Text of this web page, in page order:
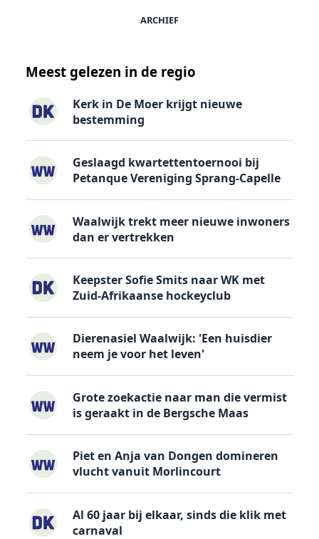
ARCHIEF
Meest gelezen in de regio
Kerk in De Moer krijgt nieuwe
bestemming
Geslaagd kwartettentoernooi bij
Petanque Vereniging Sprang-Capelle
Waalwijk trekt meer nieuwe inwoners
dan er vertrekken
Keepster Sofie Smits naar WK met
Zuid-Afrikaanse hockeyclub
Dierenasiel Waalwijk: 'Een huisdier
neem je voor het leven'
Grote zoekactie naar man die vermist
is geraakt in de Bergsche Maas
Piet en Anja van Dongen domineren
vlucht vanuit Morlincourt
Al 60 jaar bij elkaar, sinds die klik met
carnaval